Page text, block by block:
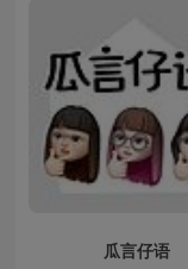
瓜言仔语